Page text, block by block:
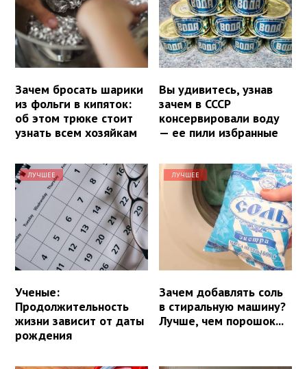
Зачем бросать шарики
из фольги в кипяток:
об этом трюке стоит
узнать всем хозяйкам
Вы удивитесь, узнав
зачем в СССР
консервировали воду
— ее пили избранные
ЛУЧШЕЕ
Ученые:
Продолжительность
жизни зависит от даты
рождения
ЛУЧШЕЕ
Зачем добавлять соль
в стиральную машину?
Лучше, чем порошок...